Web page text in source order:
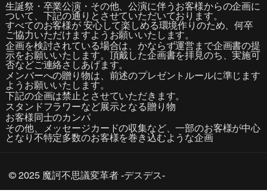
生誕祭・卒業公演・その他、公演に伴うお客様からの企画に
ついて、下記の通りとさせていただいております。
すべてのお客様が 安心して楽しめる環境作りのため、何卒
ご協力いただけますようお願いいたします。
​企画を検討されている場合は、かならず運営まで企画書の提
示をお願いいたします。頂戴した企画書を拝見のち、実施可
否などご連絡さしあげます。
メンバーへの贈り物は、前述のプレゼントルールに準じます
ようお願いいたします。
下記の企画は禁止とさせていただきます。
スタンドフラワーなど展示となる贈り物
お客様同士のカンパ
その他、メッセージカードの収集など、一部のお客様が中心
となり不特定多数のお客様を巻き込むような企画
© 2025 魔訶不思議変革者 -デスデス-